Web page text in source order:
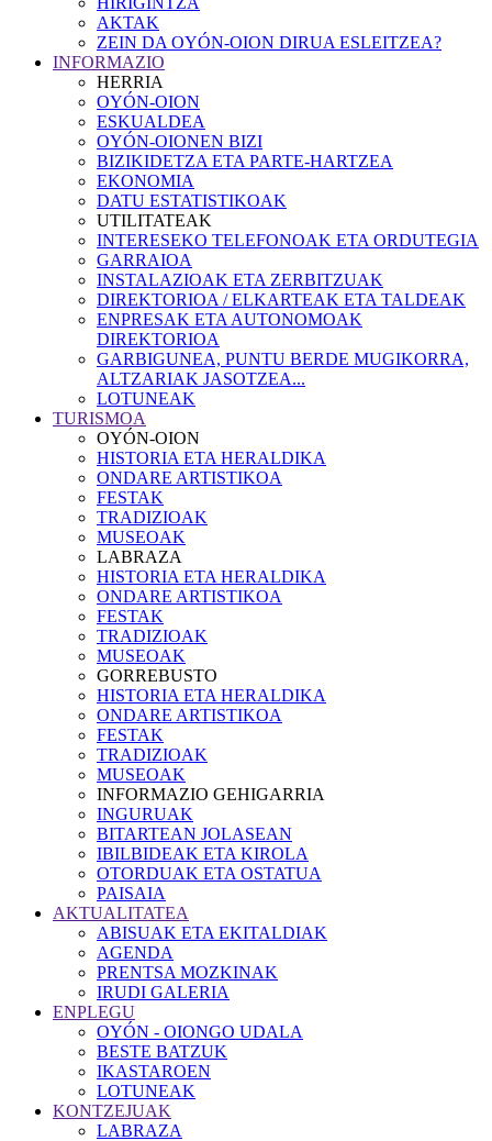
AKTAK
ZEIN DA OYÓN-OION DIRUA ESLEITZEA?
INFORMAZIO
HERRIA
OYÓN-OION
ESKUALDEA
OYÓN-OIONEN BIZI
BIZIKIDETZA ETA PARTE-HARTZEA
EKONOMIA
DATU ESTATISTIKOAK
UTILITATEAK
INTERESEKO TELEFONOAK ETA ORDUTEGIA
GARRAIOA
INSTALAZIOAK ETA ZERBITZUAK
DIREKTORIOA / ELKARTEAK ETA TALDEAK
ENPRESAK ETA AUTONOMOAK
DIREKTORIOA
GARBIGUNEA, PUNTU BERDE MUGIKORRA,
ALTZARIAK JASOTZEA...
LOTUNEAK
TURISMOA
OYÓN-OION
HISTORIA ETA HERALDIKA
ONDARE ARTISTIKOA
FESTAK
TRADIZIOAK
MUSEOAK
LABRAZA
HISTORIA ETA HERALDIKA
ONDARE ARTISTIKOA
FESTAK
TRADIZIOAK
MUSEOAK
GORREBUSTO
HISTORIA ETA HERALDIKA
ONDARE ARTISTIKOA
FESTAK
TRADIZIOAK
MUSEOAK
INFORMAZIO GEHIGARRIA
INGURUAK
BITARTEAN JOLASEAN
IBILBIDEAK ETA KIROLA
OTORDUAK ETA OSTATUA
PAISAIA
AKTUALITATEA
ABISUAK ETA EKITALDIAK
AGENDA
PRENTSA MOZKINAK
IRUDI GALERIA
ENPLEGU
OYÓN - OIONGO UDALA
BESTE BATZUK
IKASTAROEN
LOTUNEAK
KONTZEJUAK
LABRAZA